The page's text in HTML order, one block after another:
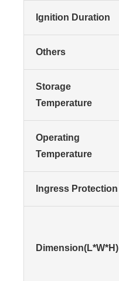
Ignition Duration
Others
Storage
Temperature
Operating
Temperature
Ingress Protection
Dimension(L*W*H)